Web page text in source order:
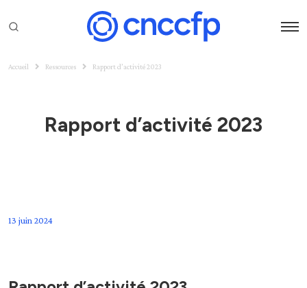
Accueil Ressources Rapport d’activité 2023
Rapport d’activité 2023
13 juin 2024